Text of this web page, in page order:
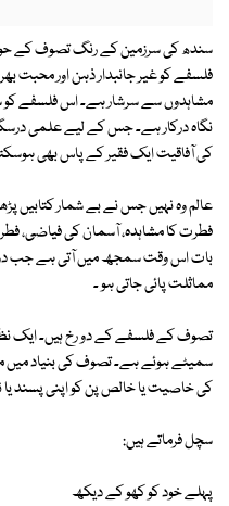
سندھ کی سرزمین کے رنگ تصوف کے
فلسفے کو غیر جانبدار ذہن اور محبت
مشاہدوں سے سرشار ہے۔ اس فلسفے
نگاہ درکار ہے۔ جس کے لیے علمی
کی آفاقیت ایک فقیر کے پاس بھی
عالم وہ نہیں جس نے بے شمار کتابیں
فطرت کا مشاہدہ، آسمان کی فیاضی،
بات اس وقت سمجھ میں آتی ہے جب
مماثلت پائی جاتی ہو ۔
تصوف کے فلسفے کے دو رخ ہیں۔ ایک
سمیٹے ہوئے ہے۔ تصوف کی بنیاد میں
کی خاصیت یا خالص پن کو اپنی پسند یا
سچل فرماتے ہیں:
پہلے خود کو کھو کے دیکھ